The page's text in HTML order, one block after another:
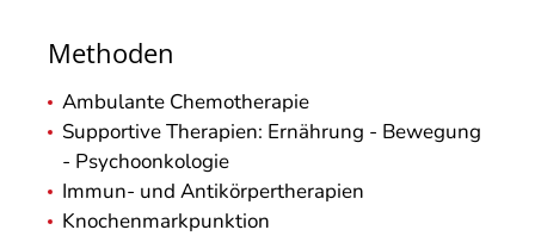
Methoden
Ambulante Chemotherapie
Supportive Therapien: Ernährung - Bewegung
- Psychoonkologie
Immun- und Antikörpertherapien
Knochenmarkpunktion